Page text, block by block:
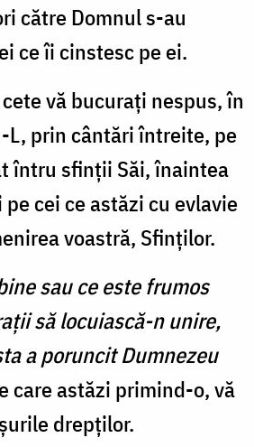
către Domnul s-au
ce îi cinstesc pe ei.
vă bucuraţi nespus, în
L, prin cântări întreite, pe
întru sfinții Săi, înaintea
cei ce astăzi cu evlavie
voastră, Sfinților.
sau ce este frumos
să locuiască-n unire,
a poruncit Dumnezeu
care astăzi primind-o, vă
drepţilor.